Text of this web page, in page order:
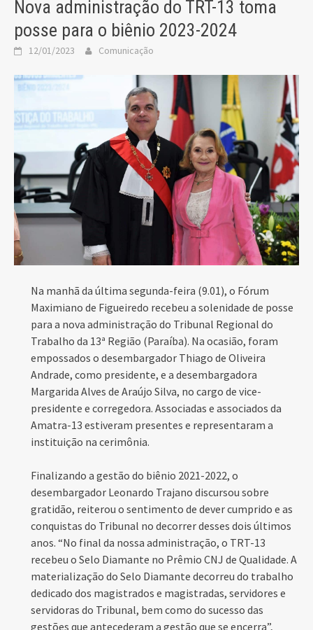
Nova administração do TRT-13 toma
posse para o biênio 2023-2024
12/01/2023 Comunicação
Na manhã da última segunda-feira (9.01), o Fórum
Maximiano de Figueiredo recebeu a solenidade de posse
para a nova administração do Tribunal Regional do
Trabalho da 13ª Região (Paraíba). Na ocasião, foram
empossados o desembargador Thiago de Oliveira
Andrade, como presidente, e a desembargadora
Margarida Alves de Araújo Silva, no cargo de vice-
presidente e corregedora. Associadas e associados da
Amatra-13 estiveram presentes e representaram a
instituição na cerimônia.
Finalizando a gestão do biênio 2021-2022, o
desembargador Leonardo Trajano discursou sobre
gratidão, reiterou o sentimento de dever cumprido e as
conquistas do Tribunal no decorrer desses dois últimos
anos. “No final da nossa administração, o TRT-13
recebeu o Selo Diamante no Prêmio CNJ de Qualidade. A
materialização do Selo Diamante decorreu do trabalho
dedicado dos magistrados e magistradas, servidores e
servidoras do Tribunal, bem como do sucesso das
gestões que antecederam a gestão que se encerra”,